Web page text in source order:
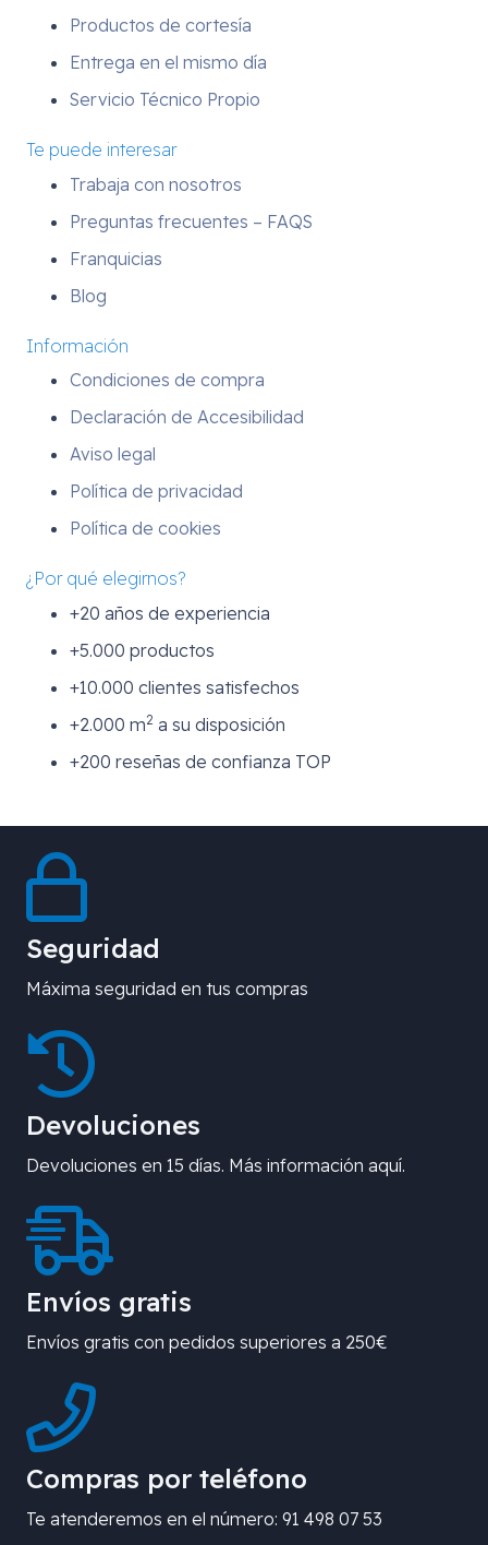
Productos de cortesía
Entrega en el mismo día
Servicio Técnico Propio
Te puede interesar
Trabaja con nosotros
Preguntas frecuentes – FAQS
Franquicias
Blog
Información
Condiciones de compra
Declaración de Accesibilidad
Aviso legal
Política de privacidad
Política de cookies
¿Por qué elegirnos?
+20 años de experiencia
+5.000 productos
+10.000 clientes satisfechos
+2.000 m2 a su disposición
+200 reseñas de confianza TOP
Seguridad
Máxima seguridad en tus compras
Devoluciones
Devoluciones en 15 días. Más información aquí.
Envíos gratis
Envíos gratis con pedidos superiores a 250€
Compras por teléfono
Te atenderemos en el número: 91 498 07 53